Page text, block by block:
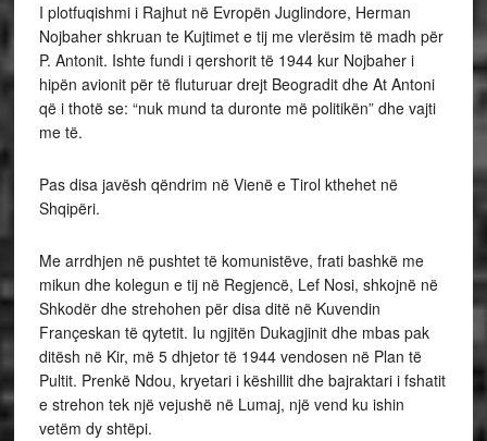
I plotfuqishmi i Rajhut në Evropën Juglindore, Herman
Nojbaher shkruan te Kujtimet e tij me vlerësim të madh për
P. Antonit. Ishte fundi i qershorit të 1944 kur Nojbaher i
hipën avionit për të fluturuar drejt Beogradit dhe At Antoni
që i thotë se: “nuk mund ta duronte më politikën” dhe vajti
me të.
Pas disa javësh qëndrim në Vienë e Tirol kthehet në
Shqipëri.
Me arrdhjen në pushtet të komunistëve, frati bashkë me
mikun dhe kolegun e tij në Regjencë, Lef Nosi, shkojnë në
Shkodër dhe strehohen për disa ditë në Kuvendin
Françeskan të qytetit. Iu ngjitën Dukagjinit dhe mbas pak
ditësh në Kir, më 5 dhjetor të 1944 vendosen në Plan të
Pultit. Prenkë Ndou, kryetari i këshillit dhe bajraktari i fshatit
e strehon tek një vejushë në Lumaj, një vend ku ishin
vetëm dy shtëpi.